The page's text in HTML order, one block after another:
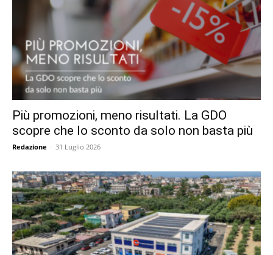
Più promozioni, meno risultati. La GDO
scopre che lo sconto da solo non basta più
Redazione - 31 Luglio 2026